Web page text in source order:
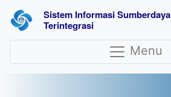
Sistem Informasi Sumberdaya
Terintegrasi
Menu